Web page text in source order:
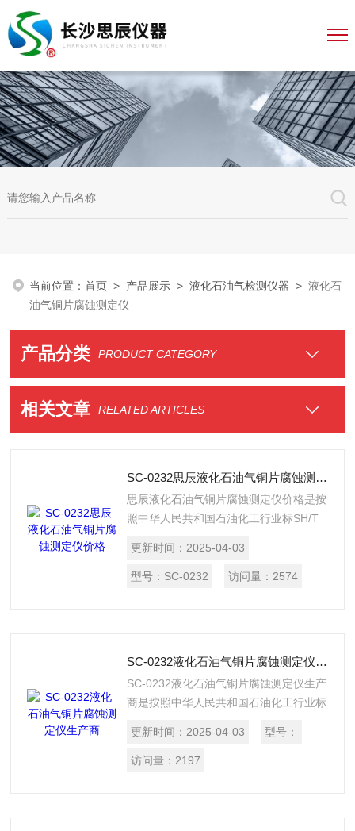
当前位置：首页 > 产品展示 >液化石油气检测仪器 >液化石
油气铜片腐蚀测定仪
产品分类 PRODUCT CATEGORY
相关文章 RELATED ARTICLES
SC-0232思辰液化石油气铜片腐蚀测定仪价格
思辰液化石油气铜片腐蚀测定仪价格是按
照中华人民共和国石油化工行业标SH/T
规定的要求设计制造的，适用于测定液化
石油气对铜片的腐蚀。
更新时间： 2025-04-03
型号： SC-0232 访问量： 2574
SC-0232液化石油气铜片腐蚀测定仪生产商
SC-0232液化石油气铜片腐蚀测定仪生产
商是按照中华人民共和国石油化工行业标
法》所规定的要求设计制造的，适用于测
定液化石油气对铜片的腐蚀。
更新时间： 2025-04-03 型号：
访问量： 2197